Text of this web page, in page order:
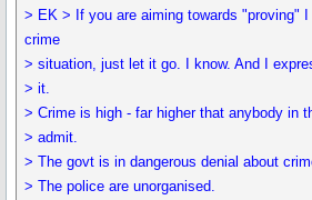
> EK > If you are aiming towards "proving"
crime
> situation, just let it go. I know. And I
> it.
> Crime is high - far higher that anybody in
> admit.
> The govt is in dangerous denial about
> The police are unorganised.